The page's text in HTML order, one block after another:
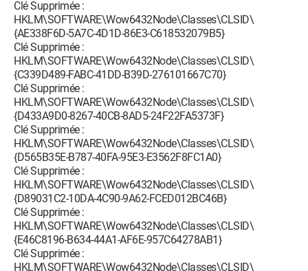
Clé Supprimée :
HKLM\SOFTWARE\Wow6432Node\Classes\CLSID\
{AE338F6D-5A7C-4D1D-86E3-C618532079B5}
Clé Supprimée :
HKLM\SOFTWARE\Wow6432Node\Classes\CLSID\
{C339D489-FABC-41DD-B39D-276101667C70}
Clé Supprimée :
HKLM\SOFTWARE\Wow6432Node\Classes\CLSID\
{D433A9D0-8267-40CB-8AD5-24F22FA5373F}
Clé Supprimée :
HKLM\SOFTWARE\Wow6432Node\Classes\CLSID\
{D565B35E-B787-40FA-95E3-E3562F8FC1A0}
Clé Supprimée :
HKLM\SOFTWARE\Wow6432Node\Classes\CLSID\
{D89031C2-10DA-4C90-9A62-FCED012BC46B}
Clé Supprimée :
HKLM\SOFTWARE\Wow6432Node\Classes\CLSID\
{E46C8196-B634-44A1-AF6E-957C64278AB1}
Clé Supprimée :
HKLM\SOFTWARE\Wow6432Node\Classes\CLSID\